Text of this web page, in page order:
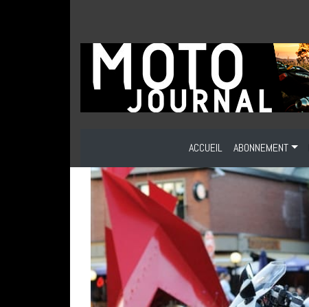
ACCUEIL ABONNEMENT